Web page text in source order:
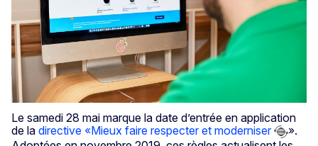
Le samedi 28 mai marque la date d’entrée en application
de la directive «Mieux faire respecter et moderniser
».